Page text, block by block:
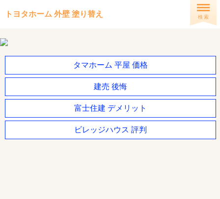
トヨタホーム 外壁 塗り替え 検 索
タマホーム 平屋 価格
建売 後悔
富士住建 デメリット
ビレッジハウス 評判